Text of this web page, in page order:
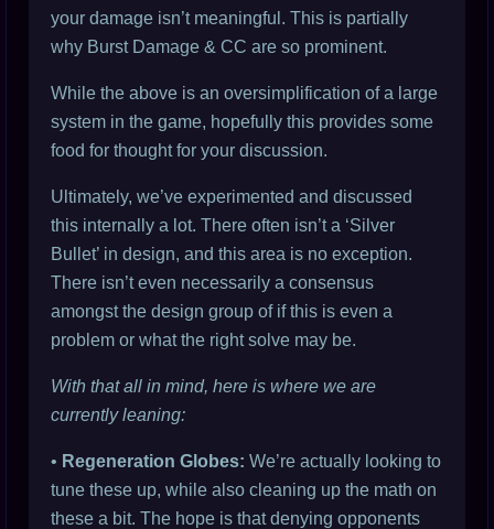
your damage isn’t meaningful. This is partially
why Burst Damage & CC are so prominent.
While the above is an oversimplification of a large
system in the game, hopefully this provides some
food for thought for your discussion.
Ultimately, we’ve experimented and discussed
this internally a lot. There often isn’t a ‘Silver
Bullet’ in design, and this area is no exception.
There isn’t even necessarily a consensus
amongst the design group of if this is even a
problem or what the right solve may be.
With that all in mind, here is where we are
currently leaning:
• Regeneration Globes: We’re actually looking to
tune these up, while also cleaning up the math on
these a bit. The hope is that denying opponents